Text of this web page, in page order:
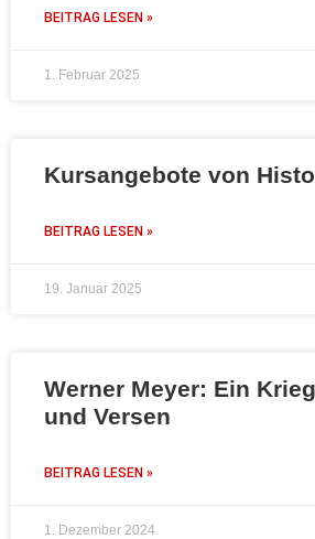
BEITRAG LESEN »
1. Februar 2025
Kursangebote von
BEITRAG LESEN »
19. Januar 2025
Werner Meyer: Ein
und Versen
BEITRAG LESEN »
1. Dezember 2024